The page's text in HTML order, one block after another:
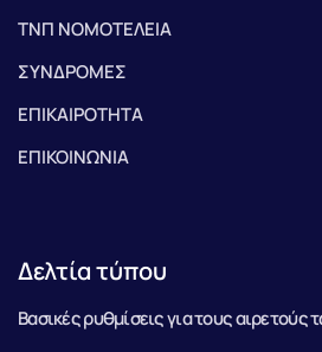
ΤΝΠ ΝΟΜΟΤΕΛΕΙΑ
ΣΥΝΔΡΟΜΕΣ
ΕΠΙΚΑΙΡΟΤΗΤΑ
ΕΠΙΚΟΙΝΩΝΙΑ
Δελτία τύπου
Βασικές ρυθμίσεις για τους αιρετούς